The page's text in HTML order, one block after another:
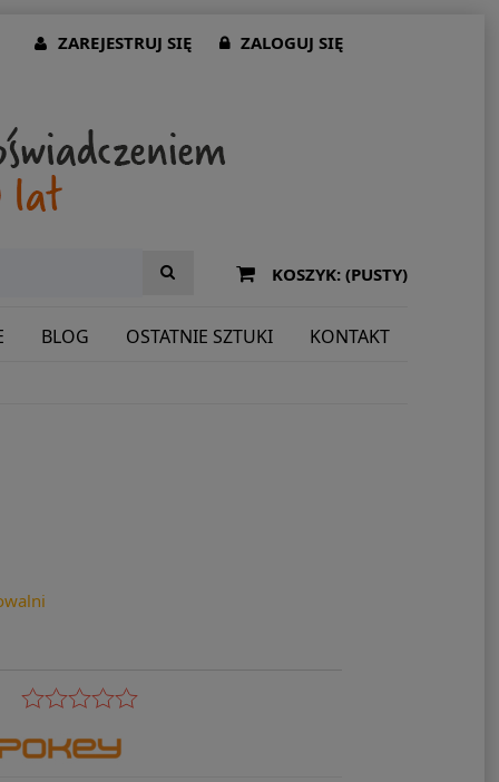
ZAREJESTRUJ SIĘ ZALOGUJ SIĘ
KOSZYK: (PUSTY)
BLOG OSTATNIE SZTUKI KONTAKT